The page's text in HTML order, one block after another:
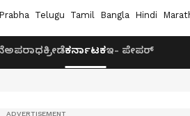
Telugu Tamil Bangla Hindi
ಅಪರಾಧಕ್ರೀಡೆಕರ್ನಾಟಕಇ- ಪೇಪರ್